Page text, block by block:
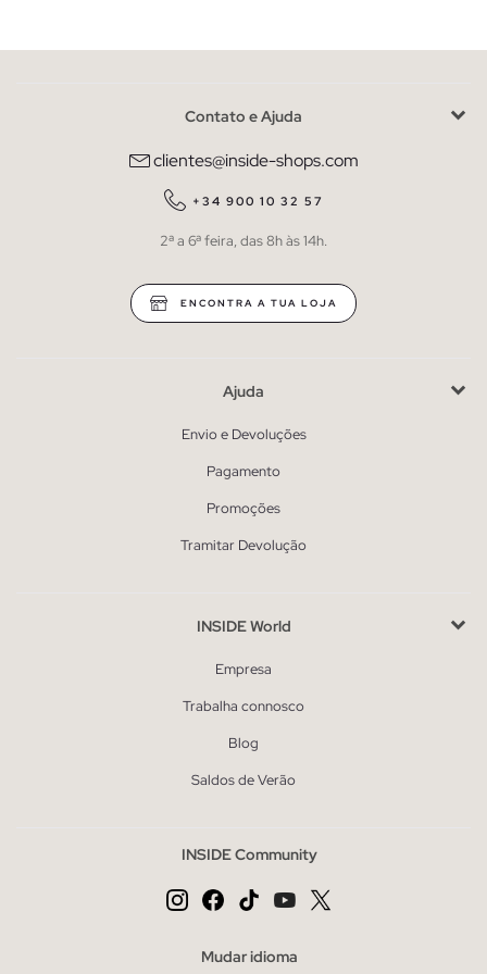
Contato e Ajuda
clientes@inside-shops.com
+34 900 10 32 57
2ª a 6ª feira, das 8h às 14h.
ENCONTRA A TUA LOJA
Ajuda
Envio e Devoluções
Pagamento
Promoções
Tramitar Devolução
INSIDE World
Empresa
Trabalha connosco
Blog
Saldos de Verão
INSIDE Community
Mudar idioma